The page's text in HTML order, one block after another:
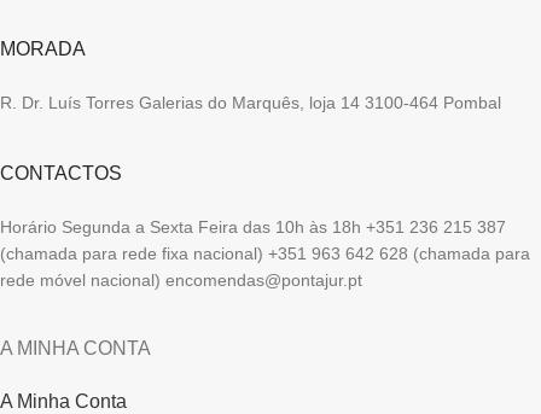
MORADA
R. Dr. Luís Torres Galerias do Marquês, loja 14 3100-464 Pombal
CONTACTOS
Horário Segunda a Sexta Feira das 10h às 18h +351 236 215 387
(chamada para rede fixa nacional) +351 963 642 628 (chamada para
rede móvel nacional) encomendas@pontajur.pt
A MINHA CONTA
A Minha Conta